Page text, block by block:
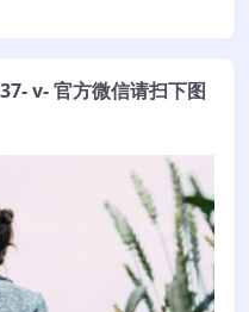
v- 官方微信请扫下图